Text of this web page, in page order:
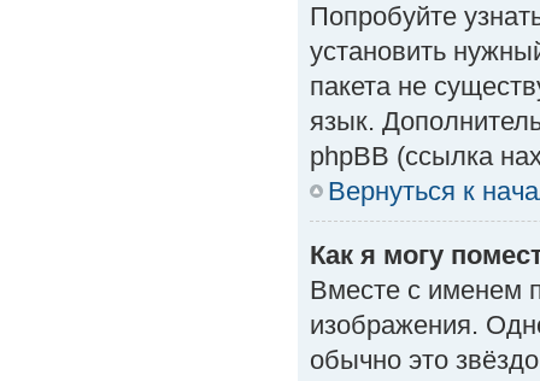
Попробуйте
установить
пакета не
язык.
phpBB (ссылка
Вернуться к
Как я могу
Вместе с именем
изображения.
обычно это